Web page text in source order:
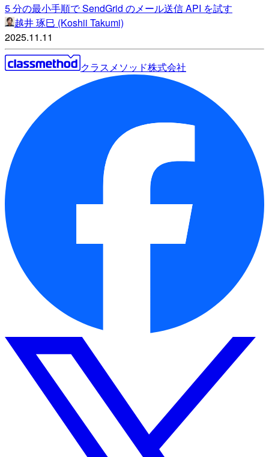
5 分の最小手順で SendGrid のメール送信 API を試す
越井 琢巳 (Koshii Takumi)
2025.11.11
クラスメソッド株式会社